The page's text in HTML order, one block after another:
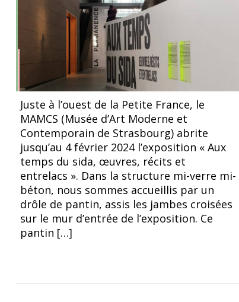
Entrée de l’exposition « Au temps du sida, œuvres,
récits et entrelacs », Strasbourg, MAMCS, ©Grégoire
Suillaud.
Juste à l’ouest de la Petite France, le
MAMCS (Musée d’Art Moderne et
Contemporain de Strasbourg) abrite
jusqu’au 4 février 2024 l’exposition « Aux
temps du sida, œuvres, récits et
entrelacs ». Dans la structure mi-verre mi-
béton, nous sommes accueillis par un
drôle de pantin, assis les jambes croisées
sur le mur d’entrée de l’exposition. Ce
pantin […]